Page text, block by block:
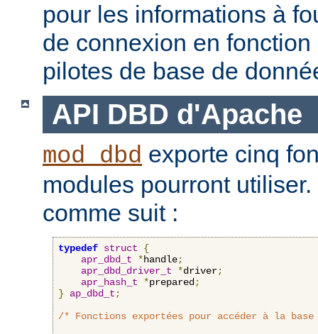
pour les informations à
de connexion en
pilotes de base de
API DBD d'Apache
mod_dbd exporte cinq
modules pourront
comme suit :
typedef struct
{
apr_dbd_t
*handle;
apr_dbd_driver_t
*driver;
apr_hash_t
*prepared ;
}
ap_dbd_t ;
/* Fonctions exportées pour accéder à la base